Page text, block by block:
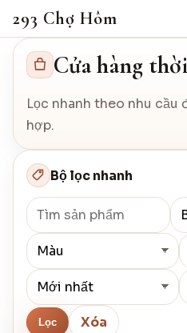
293 Chợ Hôm
Cửa hàng
Lọc nhanh theo nhu cầu
hợp.
Bộ lọc nhanh
Lọc Xóa